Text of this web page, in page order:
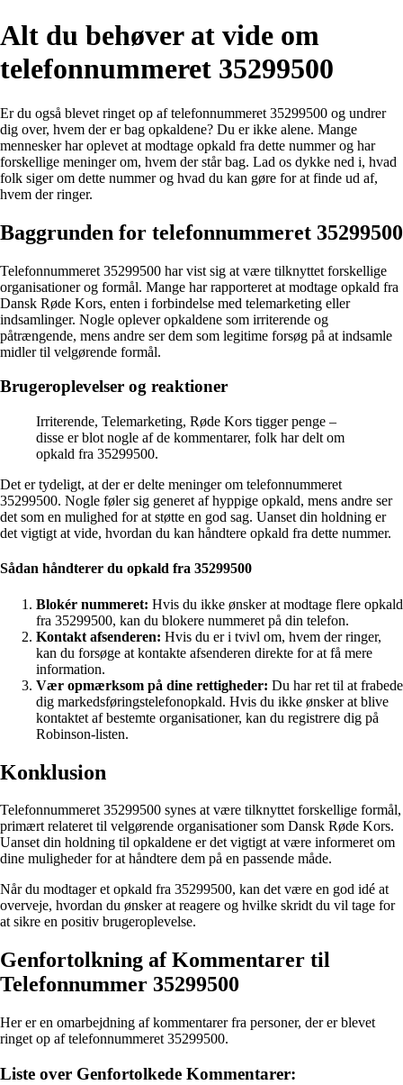
Alt du behøver at vide om
telefonnummeret 35299500
Er du også blevet ringet op af telefonnummeret 35299500 og undrer
dig over, hvem der er bag opkaldene? Du er ikke alene. Mange
mennesker har oplevet at modtage opkald fra dette nummer og har
forskellige meninger om, hvem der står bag. Lad os dykke ned i, hvad
folk siger om dette nummer og hvad du kan gøre for at finde ud af,
hvem der ringer.
Baggrunden for telefonnummeret 35299500
Telefonnummeret 35299500 har vist sig at være tilknyttet forskellige
organisationer og formål. Mange har rapporteret at modtage opkald fra
Dansk Røde Kors, enten i forbindelse med telemarketing eller
indsamlinger. Nogle oplever opkaldene som irriterende og
påtrængende, mens andre ser dem som legitime forsøg på at indsamle
midler til velgørende formål.
Brugeroplevelser og reaktioner
Irriterende, Telemarketing, Røde Kors tigger penge –
disse er blot nogle af de kommentarer, folk har delt om
opkald fra 35299500.
Det er tydeligt, at der er delte meninger om telefonnummeret
35299500. Nogle føler sig generet af hyppige opkald, mens andre ser
det som en mulighed for at støtte en god sag. Uanset din holdning er
det vigtigt at vide, hvordan du kan håndtere opkald fra dette nummer.
Sådan håndterer du opkald fra 35299500
Blokér nummeret: Hvis du ikke ønsker at modtage flere opkald
fra 35299500, kan du blokere nummeret på din telefon.
Kontakt afsenderen: Hvis du er i tvivl om, hvem der ringer,
kan du forsøge at kontakte afsenderen direkte for at få mere
information.
Vær opmærksom på dine rettigheder: Du har ret til at frabede
dig markedsføringstelefonopkald. Hvis du ikke ønsker at blive
kontaktet af bestemte organisationer, kan du registrere dig på
Robinson-listen.
Konklusion
Telefonnummeret 35299500 synes at være tilknyttet forskellige formål,
primært relateret til velgørende organisationer som Dansk Røde Kors.
Uanset din holdning til opkaldene er det vigtigt at være informeret om
dine muligheder for at håndtere dem på en passende måde.
Når du modtager et opkald fra 35299500, kan det være en god idé at
overveje, hvordan du ønsker at reagere og hvilke skridt du vil tage for
at sikre en positiv brugeroplevelse.
Genfortolkning af Kommentarer til
Telefonnummer 35299500
Her er en omarbejdning af kommentarer fra personer, der er blevet
ringet op af telefonnummeret 35299500.
Liste over Genfortolkede Kommentarer: